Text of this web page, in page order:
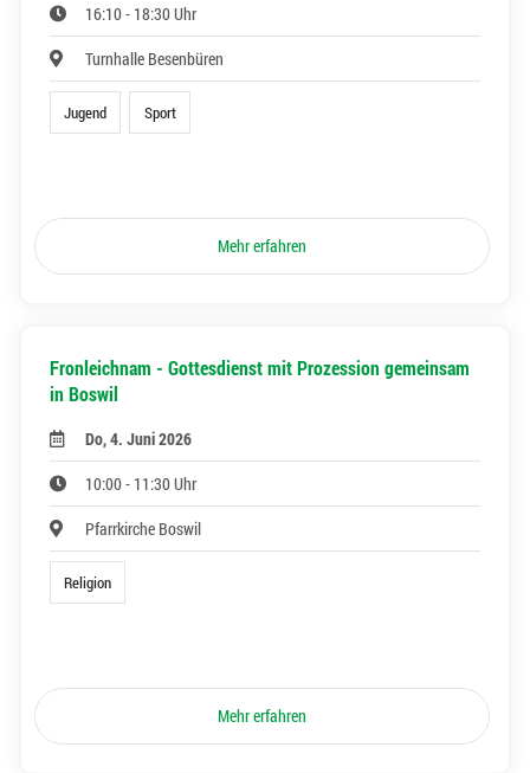
16:10 - 18:30 Uhr
Turnhalle Besenbüren
Jugend Sport
Mehr erfahren
Fronleichnam - Gottesdienst mit Prozession gemeinsam
in Boswil
Do, 4. Juni 2026
10:00 - 11:30 Uhr
Pfarrkirche Boswil
Religion
Mehr erfahren